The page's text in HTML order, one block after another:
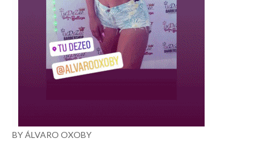
BY ÁLVARO OXOBY